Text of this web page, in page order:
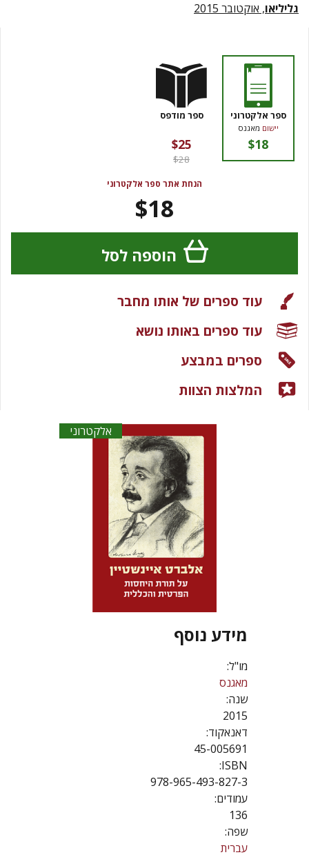
אלקטרוני
מידע נוסף
מו"ל:
מאגנס
שנה:
2015
דאנאקוד:
45-005691
ISBN:
978-965-493-827-3
עמודים:
136
שפה:
עברית
גליליאו, אוקטובר 2015
ספר אלקטרוני
יישום מאגנס
$18
ספר מודפס
$25
$28
הנחת אתר ספר אלקטרוני
$18
הוספה לסל
עוד ספרים של אותו מחבר
עוד ספרים באותו נושא
ספרים במבצע
המלצות הצוות